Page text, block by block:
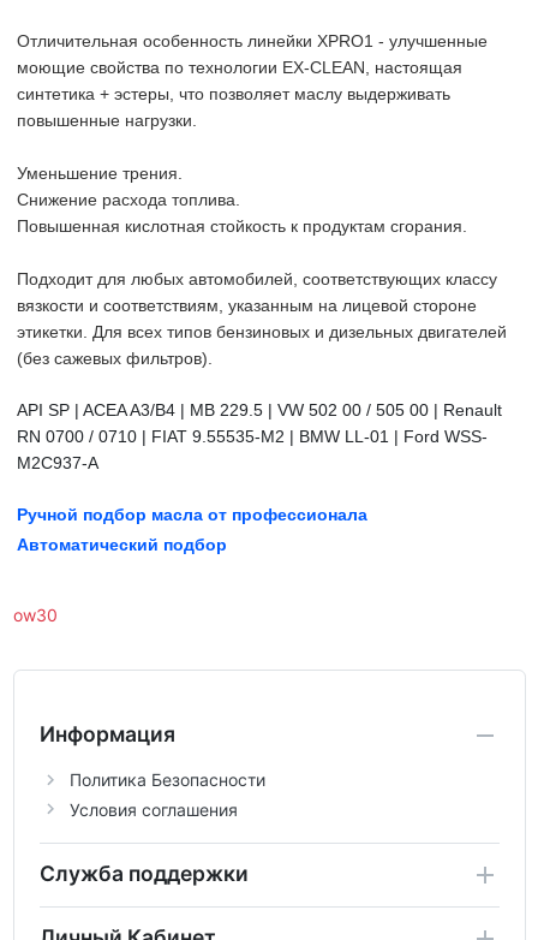
Отличительная особенность линейки XPRO1 - улучшенные
моющие свойства по технологии EX-CLEAN, настоящая
синтетика + эстеры, что позволяет маслу выдерживать
повышенные нагрузки.
Уменьшение трения.
Снижение расхода топлива.
Повышенная кислотная стойкость к продуктам сгорания.
Подходит для любых автомобилей, соответствующих классу
вязкости и соответствиям, указанным на лицевой стороне
этикетки. Для всех типов бензиновых и дизельных двигателей
(без сажевых фильтров).
API SP | ACEA A3/B4 | MB 229.5 | VW 502 00 / 505 00 | Renault
RN 0700 / 0710 | FIAT 9.55535-M2 | BMW LL-01 | Ford WSS-
M2C937-A
Ручной подбор масла от профессионала
Автоматический подбор
ow30
Информация
Политика Безопасности
Условия соглашения
Служба поддержки